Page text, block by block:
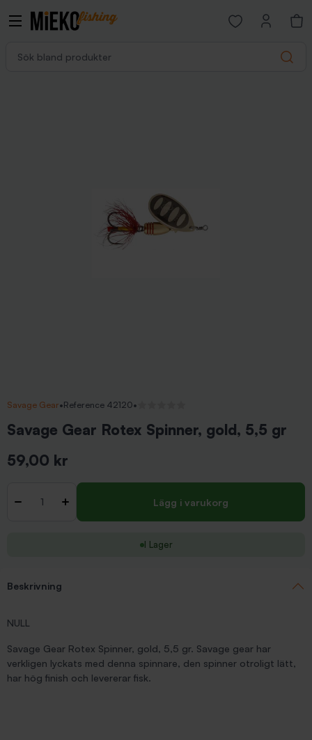
Search
Open favorites
Savage Gear•Reference 42120•
Savage Gear Rotex Spinner, gold, 5,5 gr
59,00 kr
- + Lägg i varukorg
I Lager
Beskrivning
NULL
Savage Gear Rotex Spinner, gold, 5,5 gr. Savage gear har
verkligen lyckats med denna spinnare, den spinner otroligt lätt,
har hög finish och levererar fisk.